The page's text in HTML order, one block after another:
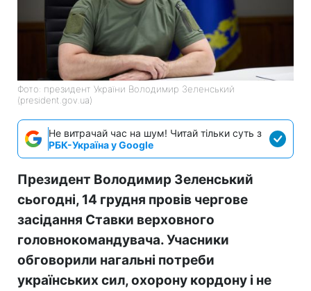
Фото: президент України Володимир Зеленський
(president.gov.ua)
Не витрачай час на шум! Читай тільки суть з
РБК-Україна у Google
Президент Володимир Зеленський
сьогодні, 14 грудня провів чергове
засідання Ставки верховного
головнокомандувача. Учасники
обговорили нагальні потреби
українських сил, охорону кордону і не